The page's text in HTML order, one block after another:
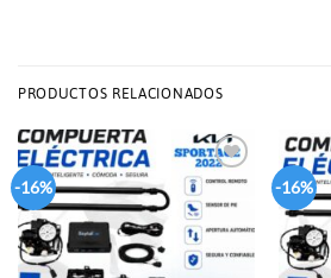
PRODUCTOS RELACIONADOS
-16%
Add to
wishlist
-16%